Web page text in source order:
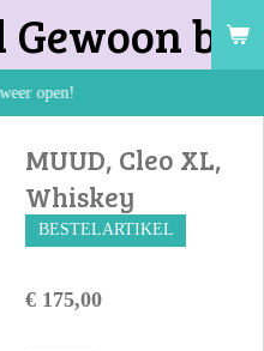
bij
open!
MUUD, Cleo XL,
Whiskey
BESTELARTIKEL
€ 175,00